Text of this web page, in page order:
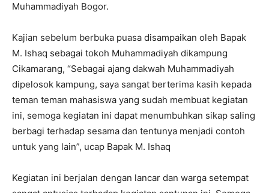
Muhammadiyah Bogor.
Kajian sebelum berbuka puasa disampaikan oleh Bapak
M. Ishaq sebagai tokoh Muhammadiyah dikampung
Cikamarang, “Sebagai ajang dakwah Muhammadiyah
dipelosok kampung, saya sangat berterima kasih kepada
teman teman mahasiswa yang sudah membuat kegiatan
ini, semoga kegiatan ini dapat menumbuhkan sikap saling
berbagi terhadap sesama dan tentunya menjadi contoh
untuk yang lain”, ucap Bapak M. Ishaq
Kegiatan ini berjalan dengan lancar dan warga setempat